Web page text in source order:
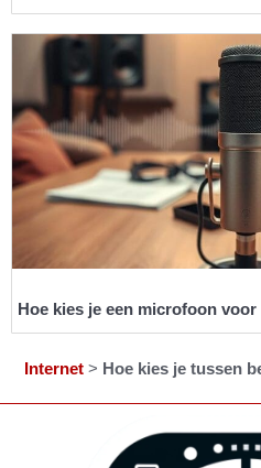
Hoe kies je een microfoon
Internet > Hoe kies je tussen